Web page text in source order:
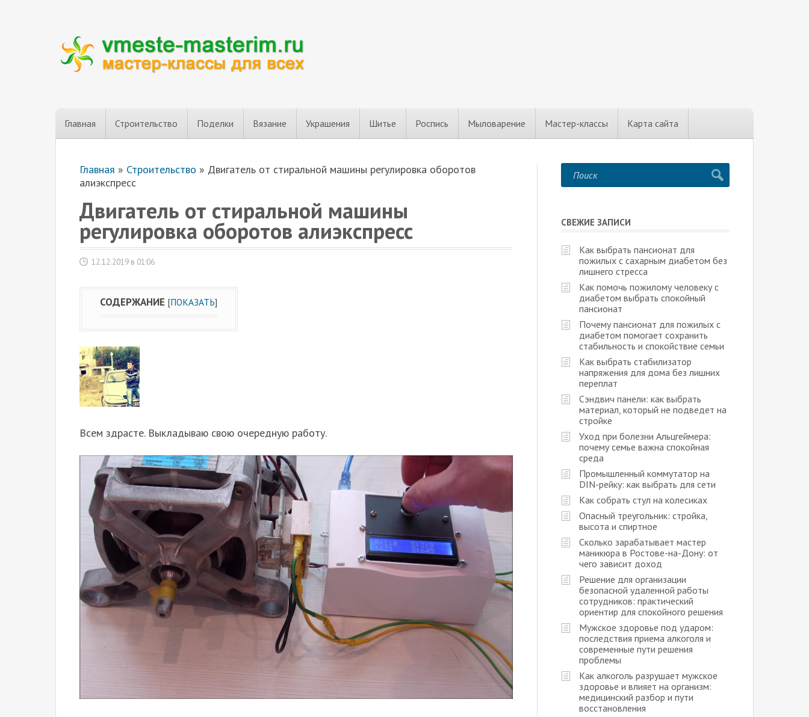
Главная Строительство Поделки Вязание Украшения Шитье Роспись Мыловарение Мастер-классы Карта сайта
Главная » Строительство » Двигатель от стиральной машины регулировка оборотов
алиэкспресс
Двигатель от стиральной машины
регулировка оборотов алиэкспресс
12.12.2019 в 01:06
СОДЕРЖАНИЕ [ПОКАЗАТЬ]
Всем здрасте. Выкладываю свою очередную работу.
СВЕЖИЕ ЗАПИСИ
Как выбрать пансионат для
пожилых с сахарным диабетом без
лишнего стресса
Как помочь пожилому человеку с
диабетом выбрать спокойный
пансионат
Почему пансионат для пожилых с
диабетом помогает сохранить
стабильность и спокойствие семьи
Как выбрать стабилизатор
напряжения для дома без лишних
переплат
Сэндвич панели: как выбрать
материал, который не подведет на
стройке
Уход при болезни Альцгеймера:
почему семье важна спокойная
среда
Промышленный коммутатор на
DIN-рейку: как выбрать для сети
Как собрать стул на колесиках
Опасный треугольник: стройка,
высота и спиртное
Сколько зарабатывает мастер
маникюра в Ростове-на-Дону: от
чего зависит доход
Решение для организации
безопасной удаленной работы
сотрудников: практический
ориентир для спокойного решения
Мужское здоровье под ударом:
последствия приема алкоголя и
современные пути решения
проблемы
Как алкоголь разрушает мужское
здоровье и влияет на организм:
медицинский разбор и пути
восстановления